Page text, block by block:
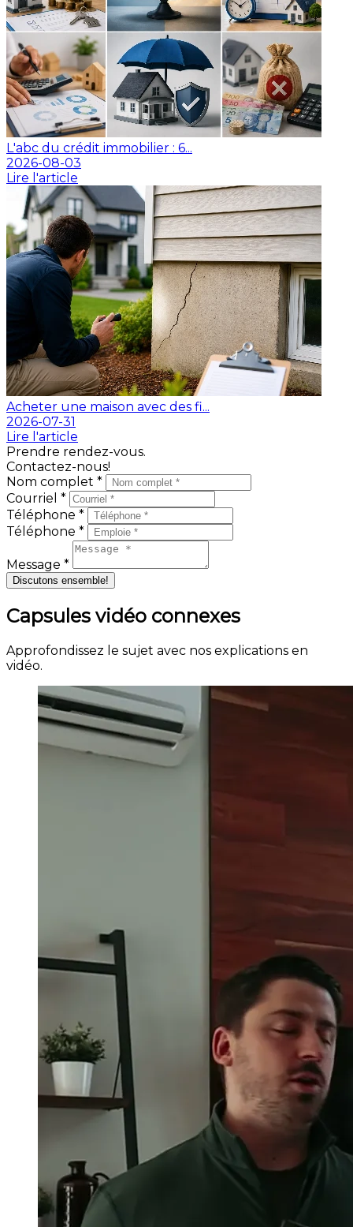
L'abc du crédit immobilier : 6...
2026-08-03
Lire l'article
Acheter une maison avec des fi...
2026-07-31
Lire l'article
Prendre rendez-vous.
Contactez-nous!
Nom complet *
Courriel *
Téléphone *
Téléphone *
Message *
Discutons ensemble!
Capsules vidéo connexes
Approfondissez le sujet avec nos explications en
vidéo.